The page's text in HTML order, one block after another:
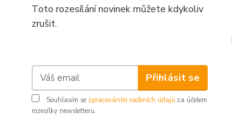
Toto rozesílání novinek můžete kdykoliv
zrušit.
Přihlásit se
Souhlasím se zpracováním osobních údajů za účelem
rozesílky newsletteru.